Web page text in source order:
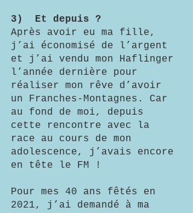
3)	Et depuis ?
Après avoir eu ma fille,
j’ai économisé de l’argent
et j’ai vendu mon Haflinger
l’année dernière pour
réaliser mon rêve d’avoir
un Franches-Montagnes. Car
au fond de moi, depuis
cette rencontre avec la
race au cours de mon
adolescence, j’avais encore
en tête le FM !
Pour mes 40 ans fêtés en
2021, j’ai demandé à ma